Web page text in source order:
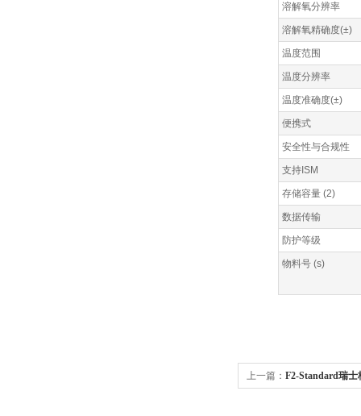
溶解氧分辨率
溶解氧精确度(±)
温度范围
温度分辨率
温度准确度(±)
便携式
安全性与合规性
支持ISM
存储容量 (2)
数据传输
防护等级
物料号 (s)
上一篇： F2-Standard瑞士